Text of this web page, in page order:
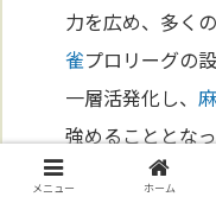
力を広め、多く
雀プロリーグの
一層活発化し、
強めることとな
コンとして、
メニュー ホーム